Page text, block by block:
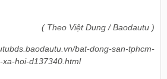
( Theo Việt Dung / Baodautu )
bat-dong-san-tphcm-
hoi-d137340.html